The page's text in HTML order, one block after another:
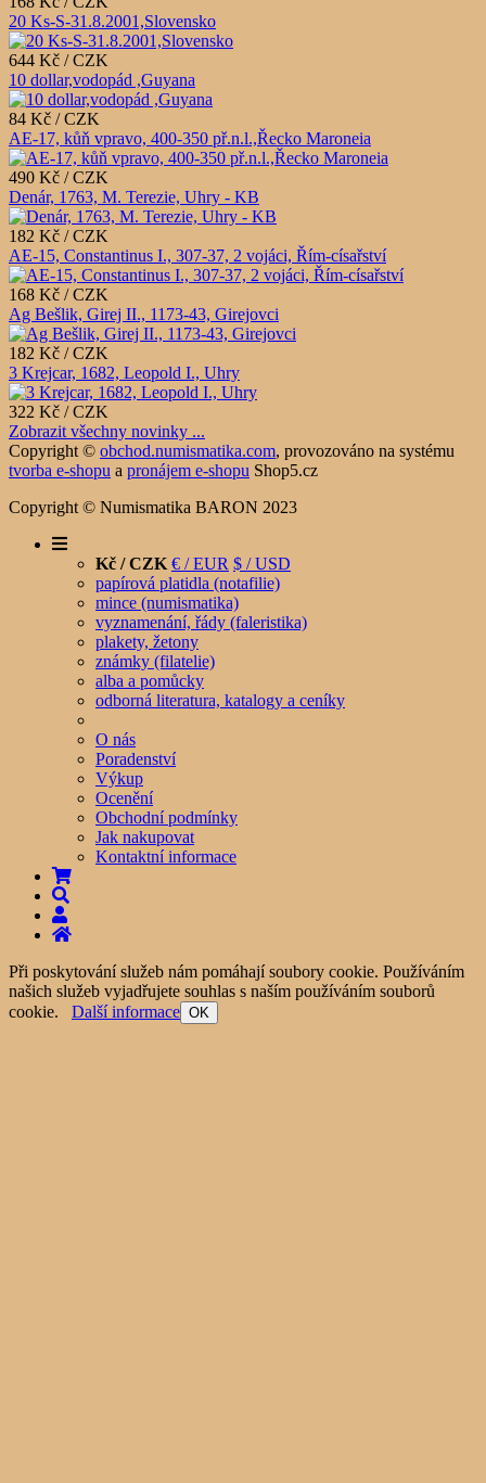
20 Ks-S-31.8.2001,Slovensko
644 Kč / CZK
10 dollar,vodopád ,Guyana
84 Kč / CZK
AE-17, kůň vpravo, 400-350 př.n.l.,Řecko Maroneia
490 Kč / CZK
Denár, 1763, M. Terezie, Uhry - KB
182 Kč / CZK
AE-15, Constantinus I., 307-37, 2 vojáci, Řím-císařství
168 Kč / CZK
Ag Bešlik, Girej II., 1173-43, Girejovci
182 Kč / CZK
3 Krejcar, 1682, Leopold I., Uhry
322 Kč / CZK
Zobrazit všechny novinky ...
Copyright © obchod.numismatika.com, provozováno na systému
tvorba e-shopu a pronájem e-shopu Shop5.cz
Copyright © Numismatika BARON 2023
Kč / CZK € / EUR $ / USD
papírová platidla (notafilie)
mince (numismatika)
vyznamenání, řády (faleristika)
plakety, žetony
známky (filatelie)
alba a pomůcky
odborná literatura, katalogy a ceníky
O nás
Poradenství
Výkup
Ocenění
Obchodní podmínky
Jak nakupovat
Kontaktní informace
Při poskytování služeb nám pomáhají soubory cookie. Používáním
našich služeb vyjadřujete souhlas s naším používáním souborů
cookie. Další informace